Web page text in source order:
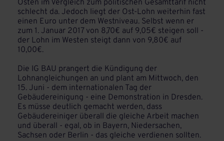
Osten im Vergleich zum politischen Gesamttarif nicht
schlecht da. Jedoch liegt der Ost-Lohn weiterhin fast
einen Euro unter dem Westniveau. Selbst wenn er
zum 1. Januar 2017 von 8,70€ auf 9,05€ steigen soll -
der Lohn im Westen steigt dann von 9,80€ auf
10,00€.
Die IG BAU prangert die Kündigung der
Lohnangleichungen an und plant am Mittwoch, den
15. Juni - dem internationalen Tag der
Gebäudereinigung - eine Demonstration in Dresden.
Es müsse deutlich gemacht werden, dass
Gebäudereiniger überall die gleiche Arbeit machen
und überall - egal, ob in Bayern, Niedersachen,
Sachsen oder Berlin - das gleiche verdienen sollten.